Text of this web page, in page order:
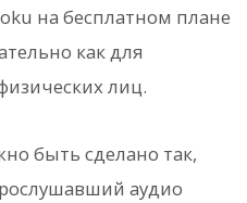
на бесплатном плане
как для
лиц.
быть сделано так,
аудио